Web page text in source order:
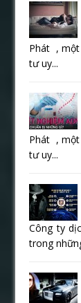
Phát , một
tư uy...
Phát , một
tư uy...
Công ty
trong